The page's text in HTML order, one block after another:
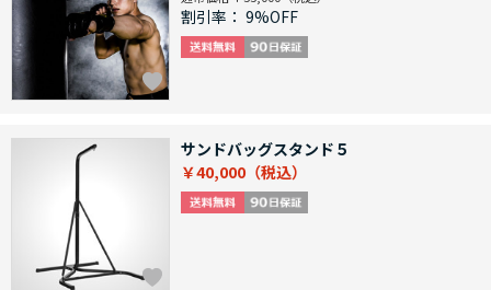
割引率： 9%OFF
サンドバッグスタンド５
￥40,000